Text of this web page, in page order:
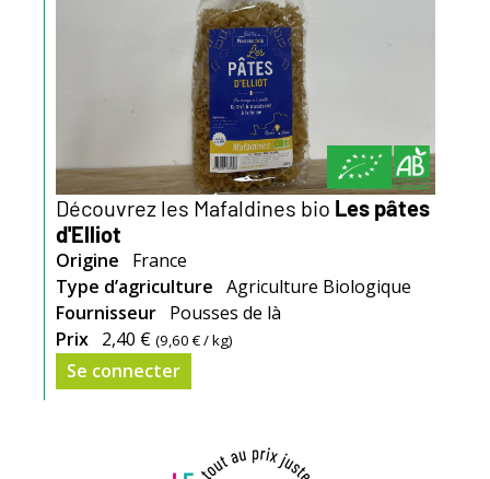
Découvrez les Mafaldines bio Les pâtes
d'Elliot
Origine
France
Type d’agriculture Agriculture Biologique
Fournisseur Pousses de là
Prix 2,40 € (9,60 €/ kg)
Se connecter